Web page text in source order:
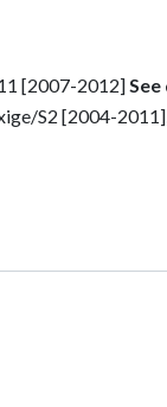
[2007-2012]
S2 [2004-